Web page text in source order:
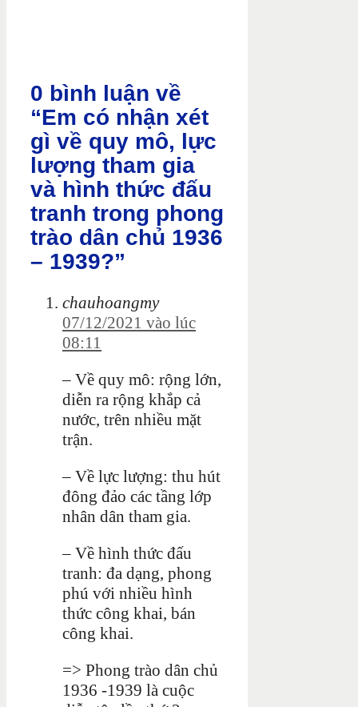
0 bình luận về
“Em có nhận xét
gì về quy mô, lực
lượng tham gia
và hình thức đấu
tranh trong phong
trào dân chủ 1936
– 1939?”
chauhoangmy
07/12/2021 vào lúc
08:11
– Về quy mô: rộng lớn,
diễn ra rộng khắp cả
nước, trên nhiều mặt
trận.
– Về lực lượng: thu hút
đông đảo các tầng lớp
nhân dân tham gia.
– Về hình thức đấu
tranh: đa dạng, phong
phú với nhiều hình
thức công khai, bán
công khai.
=> Phong trào dân chủ
1936 -1939 là cuộc